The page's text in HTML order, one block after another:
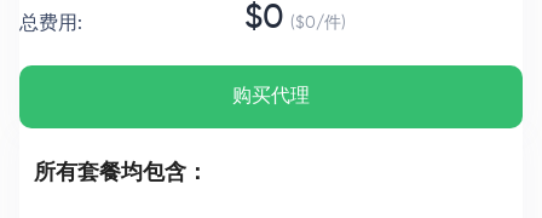
总费用 : $0 ($0/件)
购买代理
所有套餐均包含：